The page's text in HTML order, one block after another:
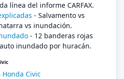
línea del informe CARFAX.
- Salvamento vs
vs inundación.
- 12 banderas rojas
inundado por huracán.
Civic